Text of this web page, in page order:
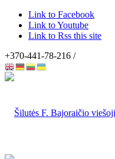
Link to Facebook
Link to Youtube
Link to Rss this site
+370-441-78-216 /